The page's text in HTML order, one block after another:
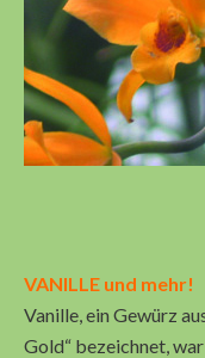
VANILLE und mehr!
Vanille, ein Gewürz
Gold“ bezeichnet,